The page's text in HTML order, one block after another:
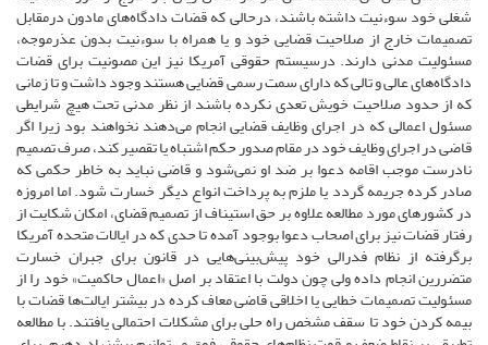
شغلی خود سوءنیت داشته باشند، درحالی که قضات دادگاه‌‌های مادون درمقابل
تصمیمات خارج از صلاحیت قضایی خود و یا همراه با سوءنیت بدون عذرموجه،
مسئولیت مدنی دارند. درسیستم حقوقی آمریکا نیز این مصونیت برای قضات
دادگاه‌‌های عالی و تالی که دارای سمت رسمی قضایی هستند وجود داشت و تا زمانی
که از حدود صلاحیت خویش تعدی نکرده باشند از نظر مدنی تحت هیچ شرایطی
مسئول اعمالی که در اجرای وظایف قضایی انجام می‌‌دهند نخواهند بود زیرا اگر
قاضی در اجرای وظایف خود در مقام صدور حکم اشتباه یا تقصیر کند، صرف تصمیم
نادرست موجب اقامه دعوا بر ضد او نمی‌‌شود و قاضی نباید به خاطر حکمی که
صادر کرده جریمه گردد یا ملزم به پرداخت انواع دیگر خسارت شود. اما امروزه
در کشورهای مورد مطالعه علاوه بر حق استیناف از تصمیم قضای، امکان شکایت از
رفتار قضات نیز برای اصحاب دعوا بوجود آمده تا حدی که در ایالات متحده آمریکا
برگرفته از نظام فدرالی خود پیش‌بینی‌هایی در قانون برای جبران خسارت
متضررین انجام داده ولی چون دولت با اعتقاد بر اصل «اعمال حاکمیت» خود را از
مسئولیت تصمیمات خطایی یا اخلاقی قاضی معاف کرده در بیشتر ایالت‌‌ها قضات با
بیمه کردن خود تا سقف مشخص راه حلی برای مشکلات احتمالی یافتند. با مطالعه